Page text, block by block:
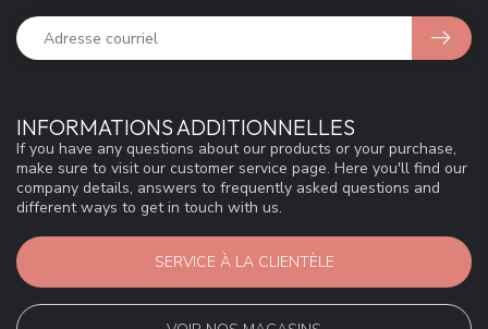
INFORMATIONS ADDITIONNELLES
If you have any questions about our products or your purchase,
make sure to visit our customer service page. Here you'll find our
company details, answers to frequently asked questions and
different ways to get in touch with us.
SERVICE À LA CLIENTÈLE